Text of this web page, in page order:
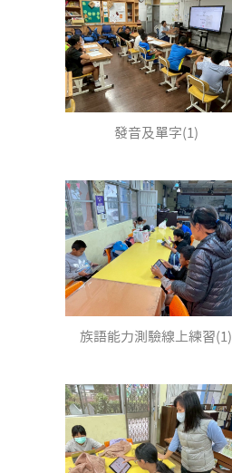
發音及單字(1)
族語能力測驗線上練習(1)